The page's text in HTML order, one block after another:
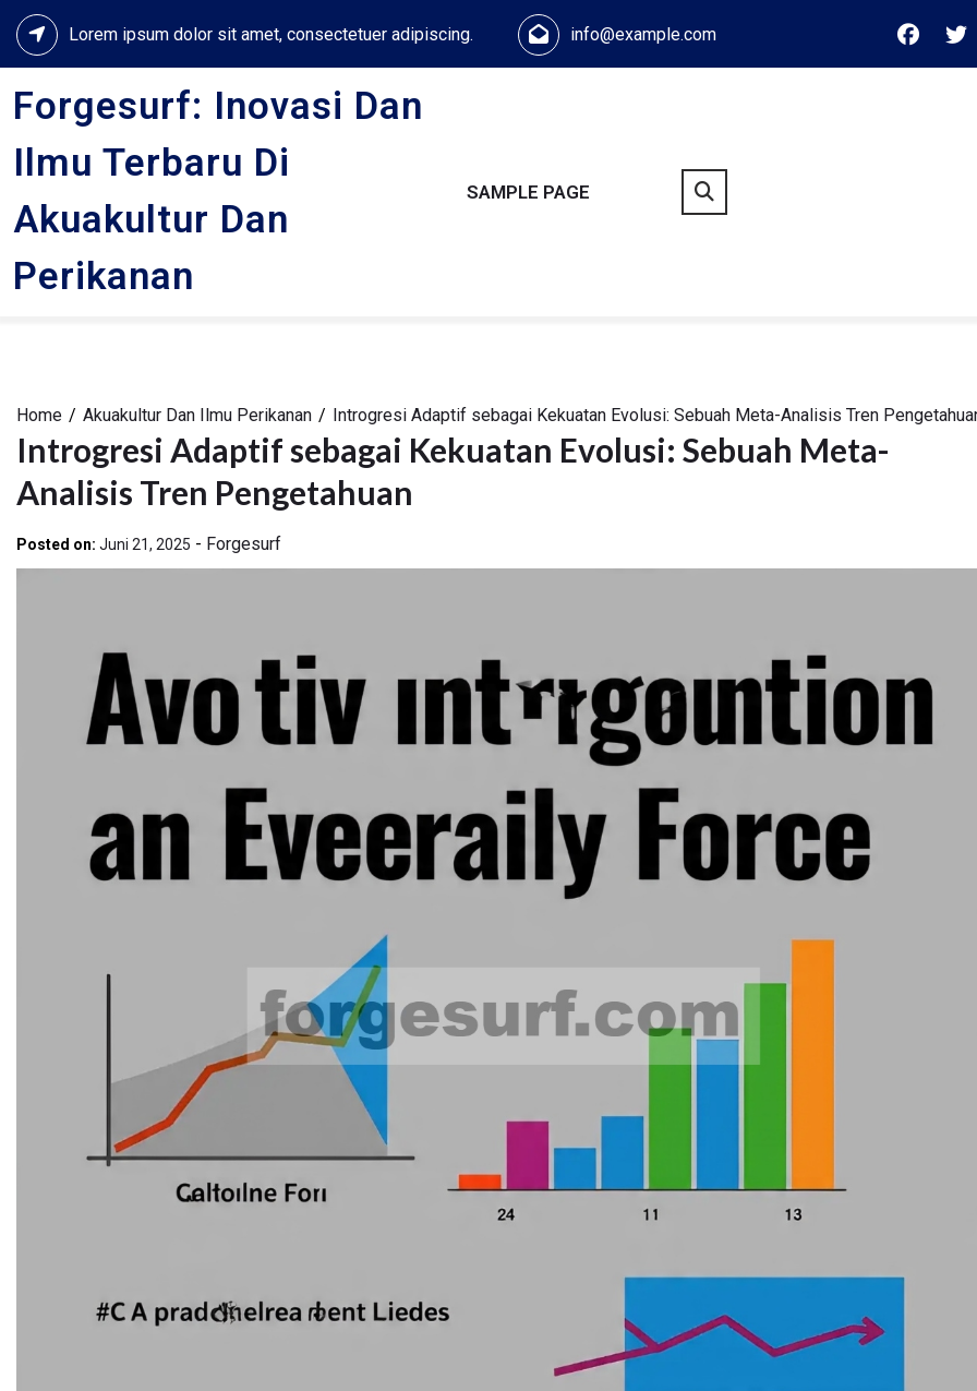
Skip
content
Lorem ipsum dolor sit amet, consectetuer adipiscing. info@example.com
Forgesurf: Inovasi Dan
Ilmu Terbaru Di
Akuakultur Dan
Perikanan
SAMPLE PAGE
Home Akuakultur Dan Ilmu Perikanan Introgresi Adaptif sebagai Kekuatan Evolusi: Sebuah Meta-Analisis Tren
Introgresi Adaptif sebagai Kekuatan Evolusi: Sebuah Meta-
Analisis Tren Pengetahuan
Posted on: Juni 21, 2025 - Forgesurf